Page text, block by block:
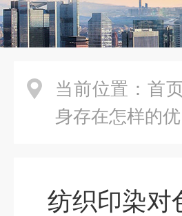
当前位置： 首
身存在怎样的优
纺织印染对